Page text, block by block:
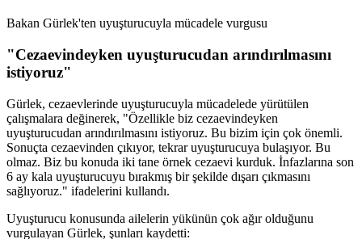
Bakan Gürlek'ten uyuşturucuyla mücadele vurgusu
"Cezaevindeyken uyuşturucudan arındırılmasını
istiyoruz"
Gürlek, cezaevlerinde uyuşturucuyla mücadelede yürütülen
çalışmalara değinerek, "Özellikle biz cezaevindeyken
uyuşturucudan arındırılmasını istiyoruz. Bu bizim için çok önemli.
Sonuçta cezaevinden çıkıyor, tekrar uyuşturucuya bulaşıyor. Bu
olmaz. Biz bu konuda iki tane örnek cezaevi kurduk. İnfazlarına son
6 ay kala uyuşturucuyu bırakmış bir şekilde dışarı çıkmasını
sağlıyoruz." ifadelerini kullandı.
Uyuşturucu konusunda ailelerin yükünün çok ağır olduğunu
vurgulayan Gürlek, şunları kaydetti: